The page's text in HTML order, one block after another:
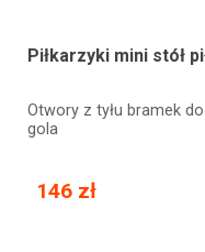
Piłkarzyki mini stół
Otwory z tyłu bramek
gola
146 zł